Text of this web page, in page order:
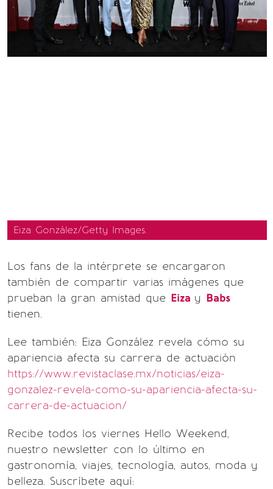
Eiza González/Getty Images.
Los fans de la intérprete se encargaron
también de compartir varias imágenes que
prueban la gran amistad que Eiza y Babs
tienen.
Lee también: Eiza González revela cómo su
apariencia afecta su carrera de actuación
https://www.revistaclase.mx/noticias/eiza-
gonzalez-revela-como-su-apariencia-afecta-su-
carrera-de-actuacion/
Recibe todos los viernes Hello Weekend,
nuestro newsletter con lo último en
gastronomía, viajes, tecnología, autos, moda y
belleza. Suscríbete aquí: